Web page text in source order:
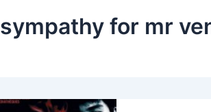
sympathy for mr